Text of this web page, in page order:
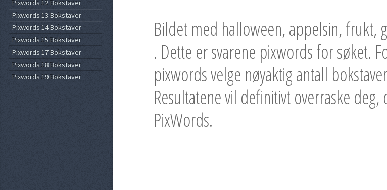
Bildet med halloween, appelsin, frukt,
. Dette er svarene pixwords for søket.
pixwords velge nøyaktig antall
Resultatene vil definitivt overraske
PixWords.
Pixwords 12 Bokstaver
Pixwords 13 Bokstaver
Pixwords 14 Bokstaver
Pixwords 15 Bokstaver
Pixwords 17 Bokstaver
Pixwords 18 Bokstaver
Pixwords 19 Bokstaver